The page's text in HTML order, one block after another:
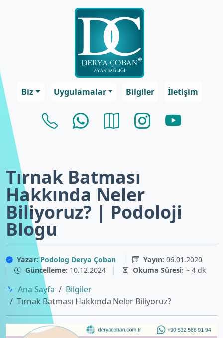
Biz Uygulamalar Bilgiler İletişim
Tırnak Batması
Hakkında Neler
Biliyoruz? | Podoloji
Blogu
Yazar:Podolog Derya Çoban Yayın: 06.01.2020
Güncelleme: 10.12.2024 Okuma Süresi: ~ 4 dk
Ana Sayfa
Bilgiler
Tırnak Batması Hakkında Neler Biliyoruz?